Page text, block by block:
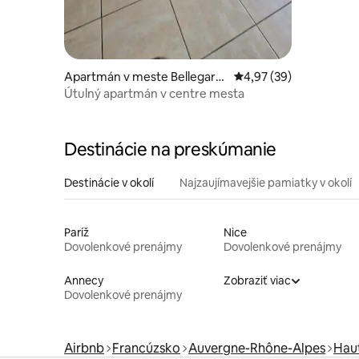
Apartmán v meste Bellegard
e-sur-Valserine
Priemerné
4,97 (39)
Útulný apartmán v centre mesta
Destinácie na preskúmanie
Destinácie v okolí Najzaujímavejšie pamiatky v okolí
Paríž
Dovolenkové prenájmy
Nice
Dovolenkové prenájmy
Annecy
Dovolenkové prenájmy
Zobraziť viac
Airbnb Francúzsko Auvergne-Rhône-Alpes